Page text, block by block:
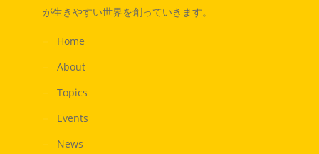
が生きやすい世界を創っていきます。
Home
About
Topics
Events
News